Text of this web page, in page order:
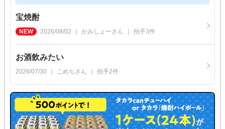
宝焼酎
2026/08/02 かみしょーさん 拍手3件
お酒飲みたい
2026/07/30 こめちさん 拍手2件